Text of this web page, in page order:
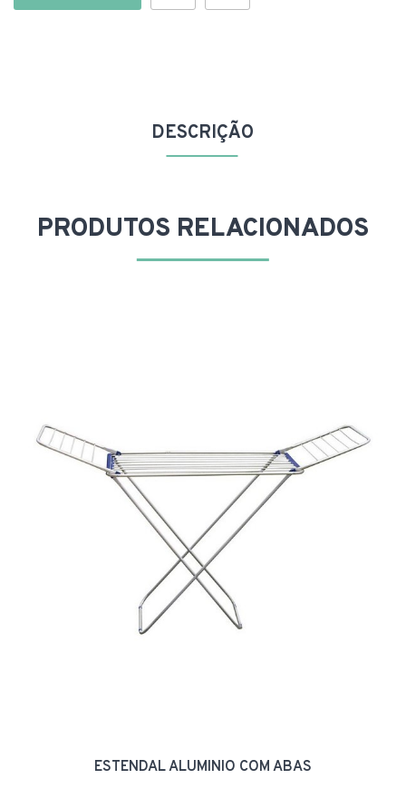
DESCRIÇÃO
PRODUTOS RELACIONADOS
ESTENDAL ALUMINIO COM ABAS